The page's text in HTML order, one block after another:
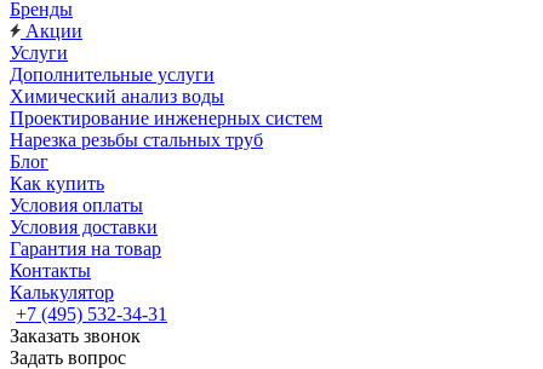
Бренды
Акции
Услуги
Дополнительные услуги
Химический анализ воды
Проектирование инженерных систем
Нарезка резьбы стальных труб
Блог
Как купить
Условия оплаты
Условия доставки
Гарантия на товар
Контакты
Калькулятор
+7 (495) 532‑34‑31
Заказать звонок
Задать вопрос